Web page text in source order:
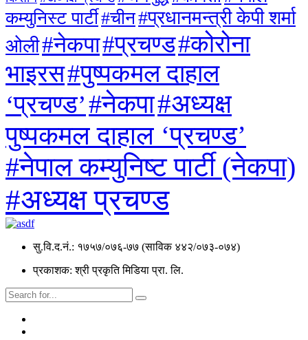
कम्युनिस्ट पार्टी#चीन#प्रधानमन्त्री केपी शर्मा
ओली#नेकपा#प्रचण्ड#कोरोना
भाइरस#पुष्पकमल दाहाल
‘प्रचण्ड’#नेकपा#अध्यक्ष
पुष्पकमल दाहाल ‘प्रचण्ड’
#नेपाल कम्युनिष्ट पार्टी (नेकपा)
#अध्यक्ष प्रचण्ड
सु.वि.द.नं.: १७५७/०७६-७७ (साविक ४४२/०७३-०७४)
प्रकाशक: श्री प्रकृति मिडिया प्रा. लि.